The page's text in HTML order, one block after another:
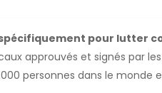
pour lutter
approuvés et signés par
personnes dans le monde